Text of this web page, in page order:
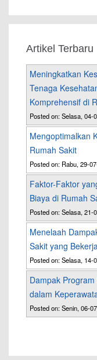
Artikel Terbaru
Meningkatkan
Tenaga
Komprehensif di
Posted on: Selasa, 04-
Mengoptimalkan
Rumah Sakit
Posted on: Rabu, 29-
Faktor-Faktor
Biaya di Rumah
Posted on: Selasa, 21-
Menelaah
Sakit yang
Posted on: Selasa, 14-
Dampak
dalam
Posted on: Senin, 06-